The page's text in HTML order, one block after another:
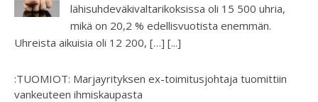
lähisuhdeväkivaltarikoksissa oli 15 500 uhria,
mikä on 20,2 % edellisvuotista enemmän.
Uhreista aikuisia oli 12 200, […] [...]
:TUOMIOT: Marjayrityksen ex-toimitusjohtaja tuomittiin
vankeuteen ihmiskaupasta